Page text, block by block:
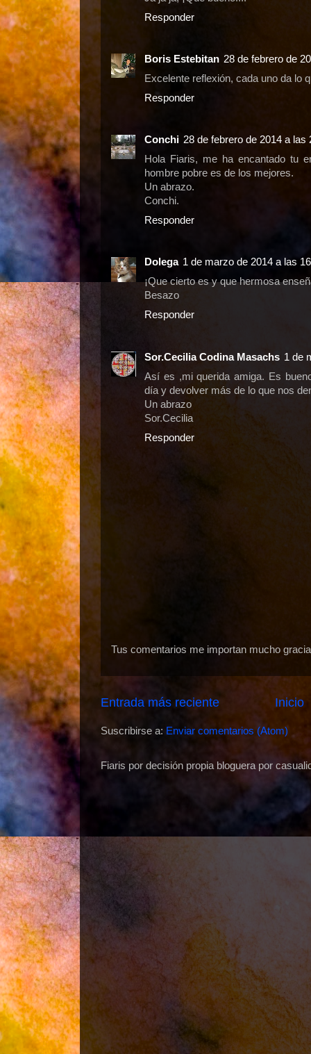
Responder
Boris Estebitan 28 de febrero de
Excelente reflexión, cada uno da lo
Responder
Conchi 28 de febrero de 2014 a las
Hola Fiaris, me ha encantado tu
hombre pobre es de los mejores.
Un abrazo.
Conchi.
Responder
Dolega 1 de marzo de 2014 a las
¡Que cierto es y que hermosa
Besazo
Responder
Sor.Cecilia Codina Masachs 1 de
Así es ,mi querida amiga. Es
día y devolver más de lo que nos
Un abrazo
Sor.Cecilia
Responder
Tus comentarios me importan mucho
Entrada más reciente Inicio
Suscribirse a: Enviar comentarios (Atom)
Fiaris por decisión propia bloguera por